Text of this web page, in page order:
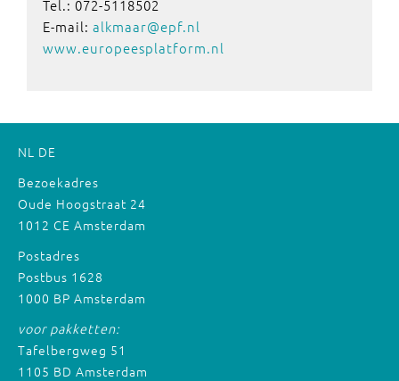
Tel.: 072-5118502
E-mail: alkmaar@epf.nl
www.europeesplatform.nl
NL DE
Bezoekadres
Oude Hoogstraat 24
1012 CE Amsterdam
Postadres
Postbus 1628
1000 BP Amsterdam
voor pakketten:
Tafelbergweg 51
1105 BD Amsterdam